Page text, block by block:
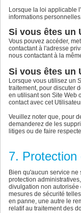
Lorsque la loi applicable
informations
Si vous êtes un
Vous pouvez accéder,
contactant à l'adresse
nous contactant à la
Si vous êtes un
Lorsque vous utilisez un
traitement, pour discuter
en utilisant son Site Web
contact avec cet
Veuillez noter que, pour
demanderez de les
litiges ou de faire
7.
Bien qu'aucun service
protection
divulgation non autorisée
mesures de sécurité
en panne, une autre le
relatif au traitement des